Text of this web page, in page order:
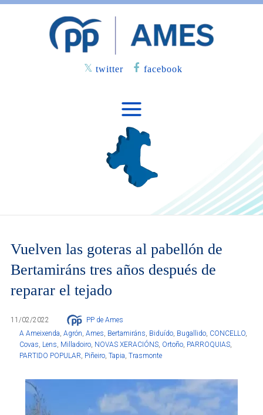
twitter facebook
Vuelven las goteras al pabellón de
Bertamiráns tres años después de
reparar el tejado
11/02/2022
PP de Ames
A Ameixenda, Agrón, Ames, Bertamiráns, Biduído, Bugallido, CONCELLO,
Covas, Lens, Milladoiro, NOVAS XERACIÓNS, Ortoño, PARROQUIAS,
PARTIDO POPULAR, Piñeiro, Tapia, Trasmonte